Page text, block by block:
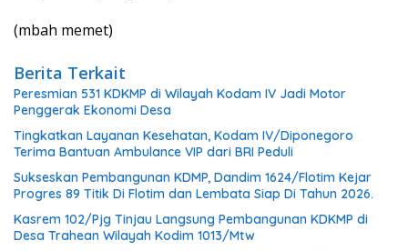
(mbah memet)
Berita Terkait
Peresmian 531 KDKMP di Wilayah Kodam IV Jadi Motor
Penggerak Ekonomi Desa
Tingkatkan Layanan Kesehatan, Kodam IV/Diponegoro
Terima Bantuan Ambulance VIP dari BRI Peduli
Sukseskan Pembangunan KDMP, Dandim 1624/Flotim Kejar
Progres 89 Titik Di Flotim dan Lembata Siap Di Tahun 2026.
Kasrem 102/Pjg Tinjau Langsung Pembangunan KDKMP di
Desa Trahean Wilayah Kodim 1013/Mtw